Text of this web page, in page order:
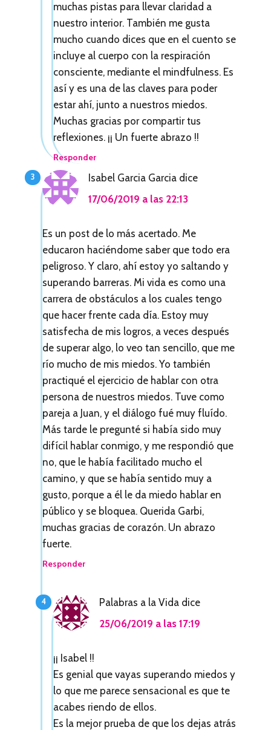
muchas pistas para llevar claridad a
nuestro interior. También me gusta
mucho cuando dices que en el cuento se
incluye al cuerpo con la respiración
consciente, mediante el mindfulness. Es
así y es una de las claves para poder
estar ahí, junto a nuestros miedos.
Muchas gracias por compartir tus
reflexiones. ¡¡ Un fuerte abrazo !!
Responder
Isabel Garcia Garcia dice
17/06/2019 a las 22:13
Es un post de lo más acertado. Me
educaron haciéndome saber que todo era
peligroso. Y claro, ahí estoy yo saltando y
superando barreras. Mi vida es como una
carrera de obstáculos a los cuales tengo
que hacer frente cada día. Estoy muy
satisfecha de mis logros, a veces después
de superar algo, lo veo tan sencillo, que me
río mucho de mis miedos. Yo también
practiqué el ejercicio de hablar con otra
persona de nuestros miedos. Tuve como
pareja a Juan, y el diálogo fué muy fluído.
Más tarde le pregunté si había sido muy
difícil hablar conmigo, y me respondió que
no, que le había facilitado mucho el
camino, y que se había sentido muy a
gusto, porque a él le da miedo hablar en
público y se bloquea. Querida Garbi,
muchas gracias de corazón. Un abrazo
fuerte.
Responder
Palabras a la Vida dice
25/06/2019 a las 17:19
¡¡ Isabel !!
Es genial que vayas superando miedos y
lo que me parece sensacional es que te
acabes riendo de ellos.
Es la mejor prueba de que los dejas atrás